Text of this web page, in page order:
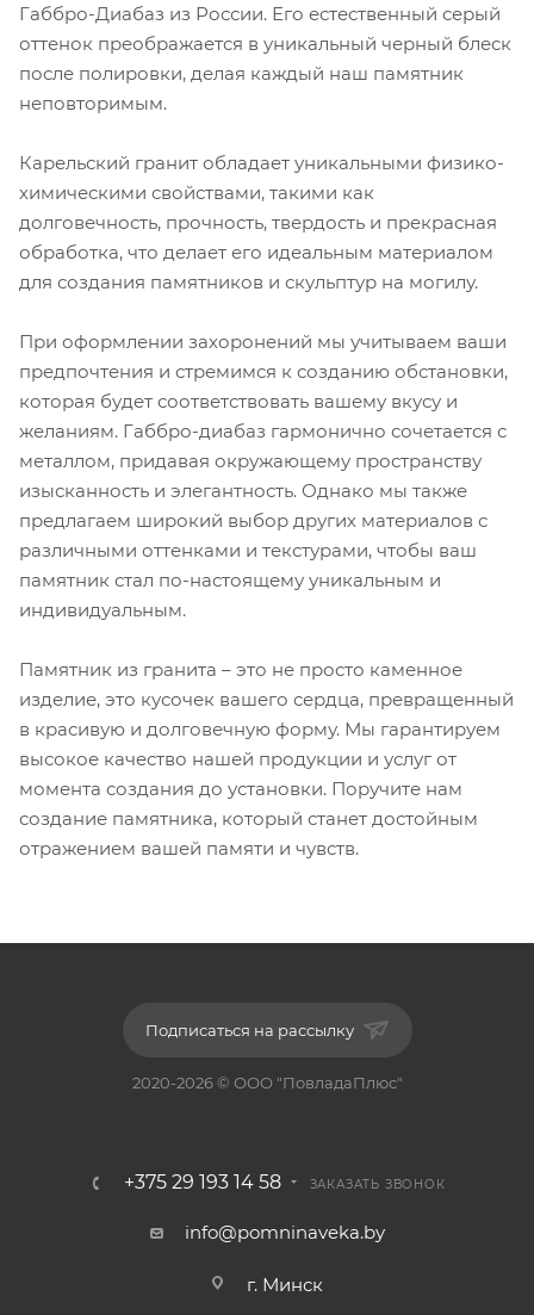
Габбро-Диабаз из России. Его естественный серый
оттенок преображается в уникальный черный блеск
после полировки, делая каждый наш памятник
неповторимым.
Карельский гранит обладает уникальными физико-
химическими свойствами, такими как
долговечность, прочность, твердость и прекрасная
обработка, что делает его идеальным материалом
для создания памятников и скульптур на могилу.
При оформлении захоронений мы учитываем ваши
предпочтения и стремимся к созданию обстановки,
которая будет соответствовать вашему вкусу и
желаниям. Габбро-диабаз гармонично сочетается с
металлом, придавая окружающему пространству
изысканность и элегантность. Однако мы также
предлагаем широкий выбор других материалов с
различными оттенками и текстурами, чтобы ваш
памятник стал по-настоящему уникальным и
индивидуальным.
Памятник из гранита – это не просто каменное
изделие, это кусочек вашего сердца, превращенный
в красивую и долговечную форму. Мы гарантируем
высокое качество нашей продукции и услуг от
момента создания до установки. Поручите нам
создание памятника, который станет достойным
отражением вашей памяти и чувств.
Подписаться на рассылку
2020-2026 © ООО "ПовладаПлюс"
+375 29 193 14 58 ЗАКАЗАТЬ ЗВОНОК
info@pomninaveka.by
г. Минск